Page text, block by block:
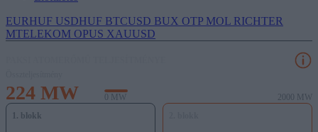
EURHUF USDHUF BTCUSD BUX OTP MOL RICHTER
MTELEKOM OPUS XAUUSD
224 MW 0 MW
2000 MW
1. blokk